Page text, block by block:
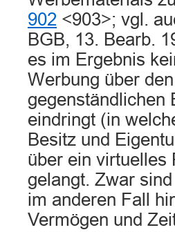
902 <903>; vgl.
BGB, 13. Bearb.
es im Ergebnis
Werbung über
gegenständlichen
eindringt (in
Besitz und
über ein virtuelles
gelangt. Zwar
im anderen Fall
Vermögen und